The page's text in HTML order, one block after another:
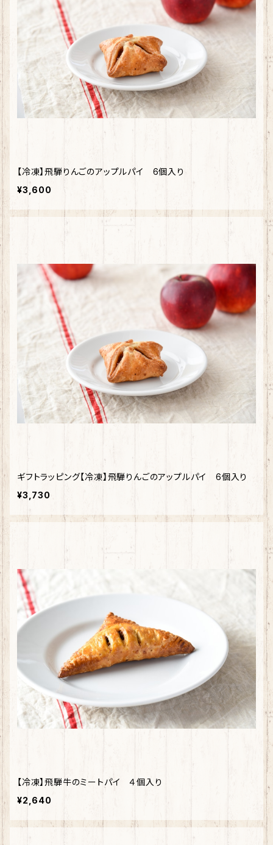
【冷凍】飛騨りんごのアップルパイ 6個入り
¥3,600
ギフトラッピング【冷凍】飛騨りんごのアップルパイ 6個入り
¥3,730
【冷凍】飛騨牛のミートパイ ４個入り
¥2,640